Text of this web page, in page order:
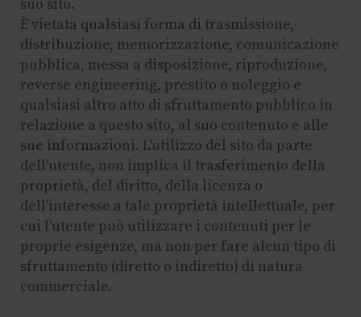
suo sito.
È vietata qualsiasi forma di trasmissione,
distribuzione, memorizzazione, comunicazione
pubblica, messa a disposizione, riproduzione,
reverse engineering, prestito o noleggio e
qualsiasi altro atto di sfruttamento pubblico in
relazione a questo sito, al suo contenuto e alle
sue informazioni. L'utilizzo del sito da parte
dell'utente, non implica il trasferimento della
proprietà, del diritto, della licenza o
dell'interesse a tale proprietà intellettuale, per
cui l'utente può utilizzare i contenuti per le
proprie esigenze, ma non per fare alcun tipo di
sfruttamento (diretto o indiretto) di natura
commerciale.